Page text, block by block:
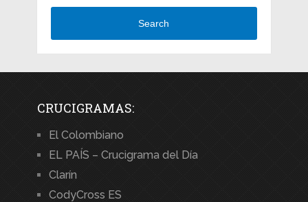
Search
CRUCIGRAMAS:
El Colombiano
EL PAÍS – Crucigrama del Día
Clarín
CodyCross ES